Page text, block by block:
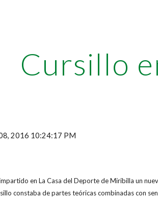
Cursillo
2016 10:24:17 PM
en La Casa del Deporte de Miribilla un
constaba de partes teóricas combinadas con